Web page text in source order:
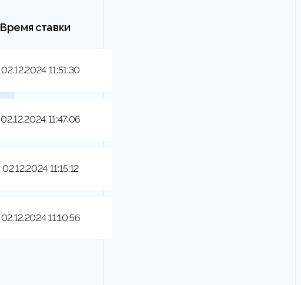
Время ставки
02.12.2024 11:51:30
02.12.2024 11:47:06
02.12.2024 11:15:12
02.12.2024 11:10:56